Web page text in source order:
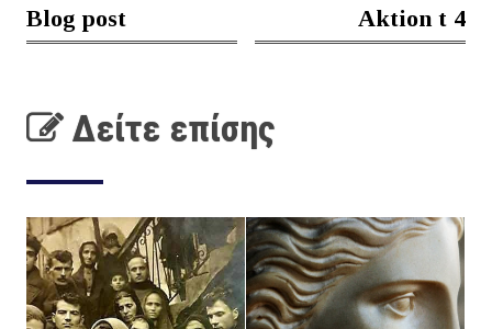
Blog post Aktion t 4
Δείτε επίσης